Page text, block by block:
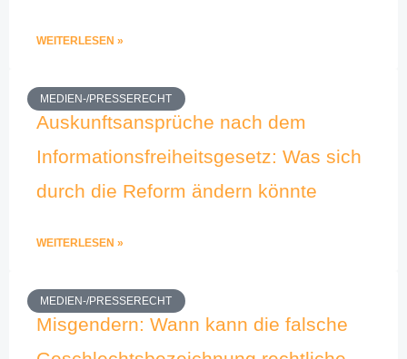
WEITERLESEN »
MEDIEN-/PRESSERECHT
Auskunftsansprüche nach dem
Informationsfreiheitsgesetz: Was sich
durch die Reform ändern könnte
WEITERLESEN »
MEDIEN-/PRESSERECHT
Misgendern: Wann kann die falsche